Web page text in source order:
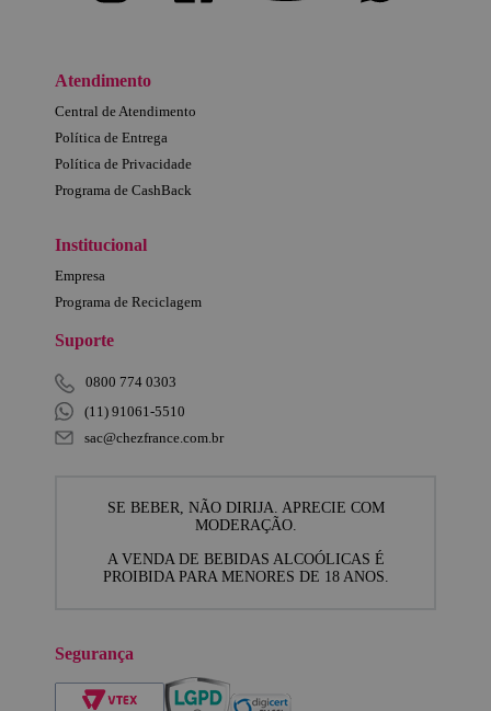
Atendimento
Central de Atendimento
Política de Entrega
Política de Privacidade
Programa de CashBack
Institucional
Empresa
Programa de Reciclagem
Suporte
0800 774 0303
(11) 91061-5510
sac@chezfrance.com.br
SE BEBER, NÃO DIRIJA. APRECIE COM
MODERAÇÃO.
A VENDA DE BEBIDAS ALCOÓLICAS É
PROIBIDA PARA MENORES DE 18 ANOS.
Segurança